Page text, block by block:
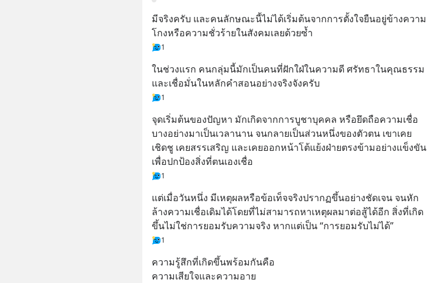
มีจริงครับ และคนลักษณะนี้ไม่ได้เริ่มต้นจากการตั้งใจยืนอยู่ข้างความ
โกงหรือความชั่วร้ายในสังคมเลยด้วยซ้ำ
1
ในช่วงแรก คนกลุ่มนี้มักเป็นคนที่ฝักใฝ่ในความดี ศรัทธาในคุณธรรม
และเชื่อมั่นในหลักคำสอนอย่างจริงจังครับ
1
จุดเริ่มต้นของปัญหา มักเกิดจากการบูชาบุคคล หรือยึดถือความเชื่อ
บางอย่างมาเป็นเวลานาน จนกลายเป็นส่วนหนึ่งของตัวตน เขาเคย
เชิดชู เคยสรรเสริญ และเคยออกหน้าโต้แย้งฝ่ายตรงข้ามอย่างแข็งขัน
เพื่อปกป้องสิ่งที่ตนเองเชื่อ
1
แต่เมื่อวันหนึ่ง มีเหตุผลหรือข้อเท็จจริงปรากฏขึ้นอย่างชัดเจน จนหัก
ล้างความเชื่อเดิมได้โดยที่ไม่สามารถหาเหตุผลมาต่อสู้ได้อีก สิ่งที่เกิด
ขึ้นไม่ใช่การยอมรับความจริง หากแต่เป็น “การยอมรับไม่ได้”
1
ความรู้สึกที่เกิดขึ้นพร้อมกันคือ
ความเสียใจและความอาย